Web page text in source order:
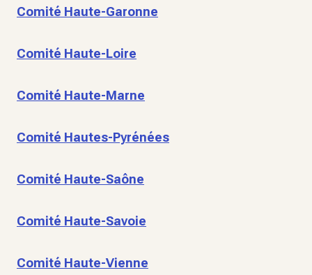
Comité Haute-Garonne
Comité Haute-Loire
Comité Haute-Marne
Comité Hautes-Pyrénées
Comité Haute-Saône
Comité Haute-Savoie
Comité Haute-Vienne